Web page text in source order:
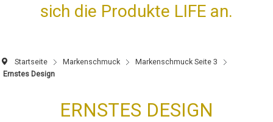
sich die Produkte LIFE an.
Startseite Markenschmuck
Markenschmuck Seite 3
Ernstes Design
ERNSTES DESIGN